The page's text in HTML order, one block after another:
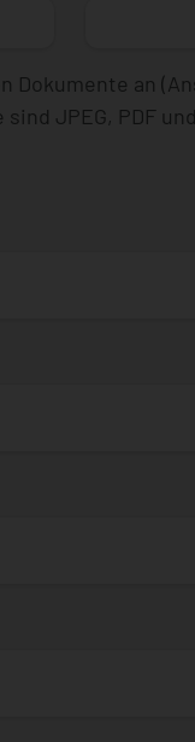
Dokumente an
JPEG, PDF